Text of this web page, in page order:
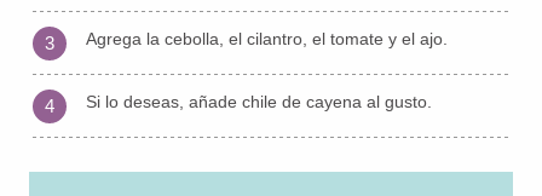
3 Agrega la cebolla, el cilantro, el tomate y el ajo.
4 Si lo deseas, añade chile de cayena al gusto.